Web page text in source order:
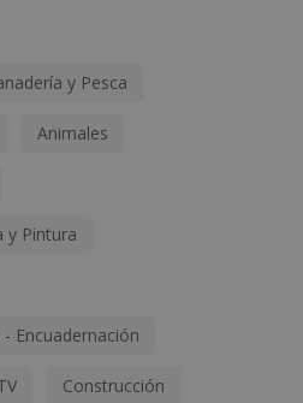
y Pesca
Animales
y Pintura
Encuadernación
Construcción